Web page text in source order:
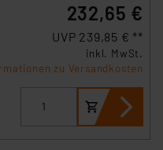
232,65 €
UVP 239,85 € **
inkl. MwSt.
zu Versandkosten